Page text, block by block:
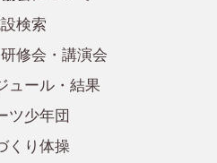
検索
修会・講演会
ュール・結果
ツ少年団
くり体操